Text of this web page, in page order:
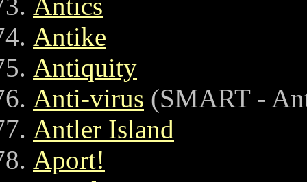
Antics
Antike
Antiquity
Anti-virus (SMART -
Antler Island
Aport!